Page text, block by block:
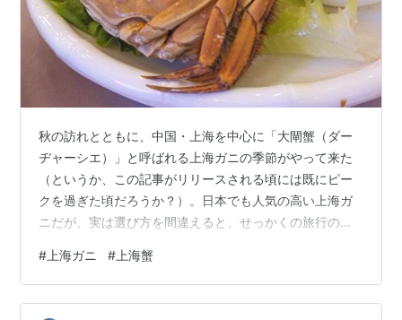
秋の訪れとともに、中国・上海を中心に「大閘蟹（ダー
ヂャーシエ）」と呼ばれる上海ガニの季節がやって来た
（というか、この記事がリリースされる頃には既にピー
クを過ぎた頃だろうか？）。日本でも人気の高い上海ガ
ニだが、実は選び方を間違えると、せっかくの旅行の思
際に体験した失敗や成功をもとに、観光客でも失敗しな
い上海ガニの見極め方を5つのポイントでお伝えする。
心得その1：オスとメスで味わいが全く違う 上海ガニの大
# 上海ガニ # 上海蟹